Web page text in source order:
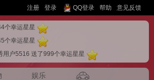
意见反馈
帮助
QQ登录
登录
注册
幸运星星
幸运星星
用户5516 送了999个幸运星星
娱乐